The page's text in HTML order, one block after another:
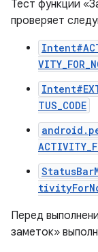
Тест функции
проверяет
TUS_CODE
Перед
заметок»